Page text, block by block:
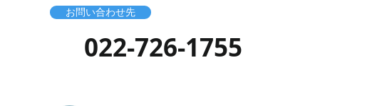
お問い合わせ先
​022-726-1755